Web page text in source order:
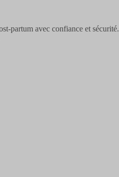
partum avec confiance et sécurité.